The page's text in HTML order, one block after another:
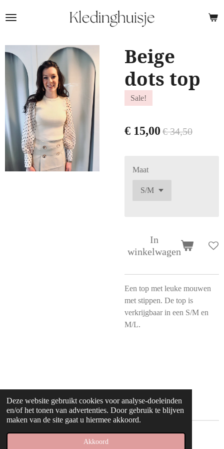
Deze website gebruikt cookies voor analyse-doeleinden
en/of het tonen van advertenties. Door gebruik te blijven
maken van de site gaat u hiermee akkoord.
Akkoord
direct
de
hoofdinhoud
Beige
dots top
Sale!
€ 15,00 € 34,50
Maat
In
winkelwagen
Een top met leuke mouwen
met stippen. De top is
verkrijgbaar in een S/M en
M/L.
© 2022 kleding huisje